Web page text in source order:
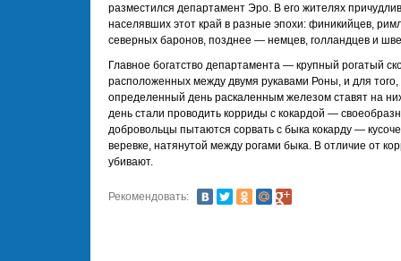
разместился департамент Эро. В его жителях
населявших этот край в разные эпохи: финикийцев,
северных баронов, позднее — немцев, голландцев и
Главное богатство департамента — крупный рогатый
расположенных между двумя рукавами Роны, и для
определенный день раскаленным железом ставят на
день стали проводить корриды с кокардой —
добровольцы пытаются сорвать с быка кокарду —
веревке, натянутой между рогами быка. В отличие от
убивают.
Рекомендовать: